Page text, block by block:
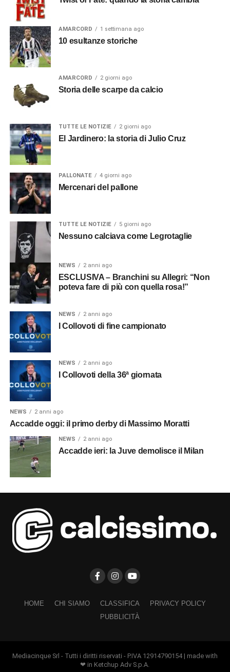
AMARCORD 1 settimana ago
10 esultanze storiche
AMARCORD 2 giorni ago
Storia delle scarpe da calcio
TUTTE LE NOTIZIE 2 giorni ago
El Jardinero: la storia di Julio Cruz
PALLONATE 4 giorni ago
Mercenari del pallone
TUTTE LE NOTIZIE 5 giorni ago
Nessuno calciava come Legrotaglie
NEWS 2 anni ago
ESCLUSIVA – Branchini su Allegri: “Non
poteva fare di più con quella rosa!”
NEWS 2 anni ago
I Collovoti di fine campionato
NEWS 2 anni ago
I Collovoti della 36ª giornata
NEWS 2 anni ago
Accadde oggi: il primo derby di Massimo Moratti
NEWS 2 anni ago
Accadde ieri: la Juve demolisce il Milan
HOME CHI SIAMO CLASSIFICA
PRIVACY POLICY
PUBBLICITÀ
Mediacinque Srl - Tutti i diritti riservati - P.IVA 12914790154 | made with
❤ in Ketchup Adv S.p.A.